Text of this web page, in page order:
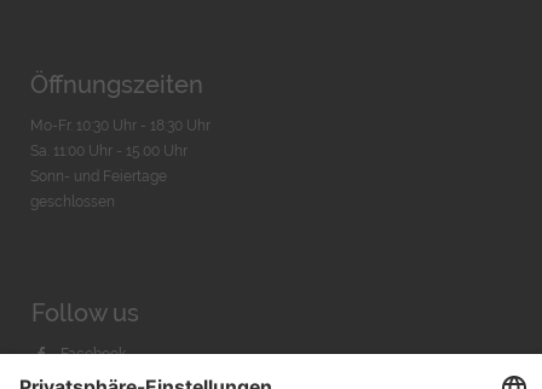
Öffnungszeiten
Mo-Fr. 10:30 Uhr - 18:30 Uhr
Sa. 11:00 Uhr - 15.00 Uhr
Sonn- und Feiertage
geschlossen
Follow us
Facebook
Instagram